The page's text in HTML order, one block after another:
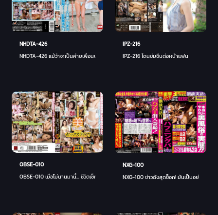
NHDTA-426
NHDTA-426 แม้ว่าจะเป็นค่ายเพื่อนบ้าน แต่ภรรยาหัวโตที่กระตือรือร้นเกินไปที่จะสวมบิกินี่และ
IPZ-216
IPZ-216 โดนข่มขืนต่อหน้าแฟน
OBSE-010
OBSE-010 เมื่อไม่นานมานี้... ชีวิตเซ็กส์ของเธอช่างเป็นสิ่งที่สวยงาม! 15 คน 4 ชม
NXG-100
NXG-100 ข่าวดังสุดช็อก! มันเป็นอย่างนั้นจ